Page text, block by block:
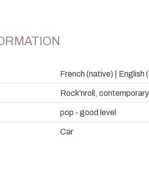
French (native) | English
Rock'nroll,
pop - good level
Car